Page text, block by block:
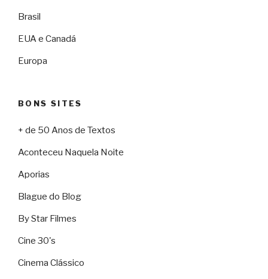
Brasil
EUA e Canadá
Europa
BONS SITES
+ de 50 Anos de Textos
Aconteceu Naquela Noite
Aporias
Blague do Blog
By Star Filmes
Cine 30's
Cinema Clássico